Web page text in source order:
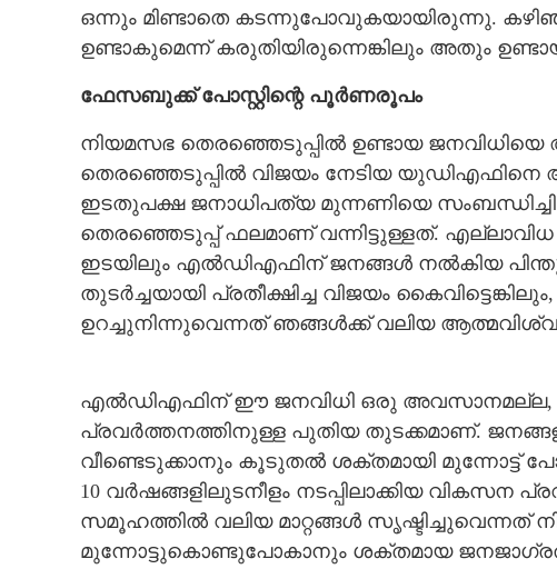
ഒന്നും മിണ്ടാതെ കടന്നുപോവുകയായിരുന്നു.
ഉണ്ടാകുമെന്ന് കരുതിയിരുന്നെങ്കിലും അതും
ഫേസബുക്ക് പോസ്റ്റിന്റെ പൂർണരൂപം
നിയമസഭ തെരഞ്ഞെടുപ്പിൽ ഉണ്ടായ
തെരഞ്ഞെടുപ്പിൽ വിജയം നേടിയ യുഡിഎഫിനെ
ഇടതുപക്ഷ ജനാധിപത്യ മുന്നണിയെ
തെരഞ്ഞെടുപ്പ് ഫലമാണ് വന്നിട്ടുള്ളത്.
ഇടയിലും എൽഡിഎഫിന് ജനങ്ങൾ നൽകിയ
തുടർച്ചയായി പ്രതീക്ഷിച്ച വിജയം
ഉറച്ചുനിന്നുവെന്നത് ഞങ്ങൾക്ക് വലിയ
എൽഡിഎഫിന് ഈ ജനവിധി ഒരു അവസാനമല്ല,
പ്രവർത്തനത്തിനുള്ള പുതിയ തുടക്കമാണ്.
വീണ്ടെടുക്കാനും കൂടുതൽ ശക്തമായി മുന്നോട്ട്
10 വർഷങ്ങളിലുടനീളം നടപ്പിലാക്കിയ വികസന
സമൂഹത്തിൽ വലിയ മാറ്റങ്ങൾ സൃഷ്ടിച്ചുവെന്നത്
മുന്നോട്ടുകൊണ്ടുപോകാനും ശക്തമായ